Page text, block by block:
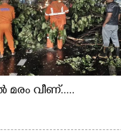
വീണ്.....